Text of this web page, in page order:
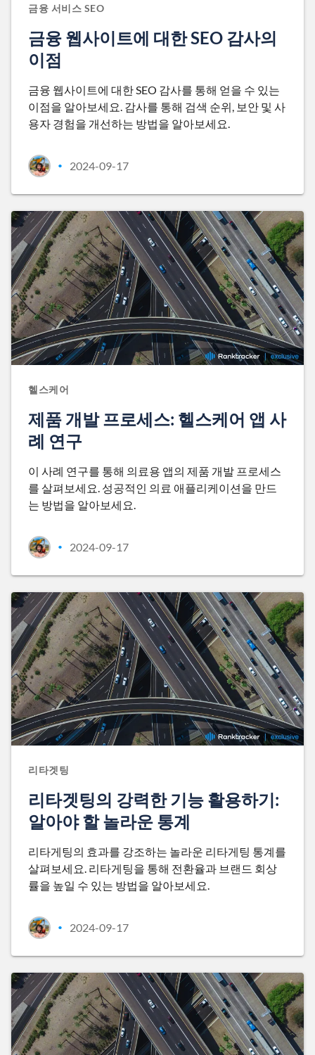
금융 서비스 SEO
금융 웹사이트에 대한 SEO 감사의
이점
금융 웹사이트에 대한 SEO 감사를 통해 얻을 수 있는
이점을 알아보세요. 감사를 통해 검색 순위, 보안 및 사
용자 경험을 개선하는 방법을 알아보세요.
• 2024-09-17
헬스케어
제품 개발 프로세스: 헬스케어 앱 사
례 연구
이 사례 연구를 통해 의료용 앱의 제품 개발 프로세스
를 살펴보세요. 성공적인 의료 애플리케이션을 만드
는 방법을 알아보세요.
• 2024-09-17
리타겟팅
리타겟팅의 강력한 기능 활용하기:
알아야 할 놀라운 통계
리타게팅의 효과를 강조하는 놀라운 리타게팅 통계를
살펴보세요. 리타게팅을 통해 전환율과 브랜드 회상
률을 높일 수 있는 방법을 알아보세요.
• 2024-09-17